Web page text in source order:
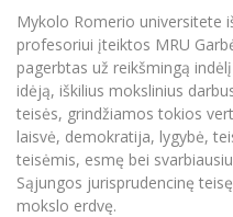
Studentams
Azijos
Partnerystės
Azijos
Vilniaus
Darnus
Privatumo
Negalia ir
Viešai
Parama
Privačių
Informacija
Studijų
Darbuotojų
Studijų
Informacinė
Mykolo Romerio universitete
profesoriui įteiktos MRU
pagerbtas už reikšmingą
idėją, iškilius mokslinius
teisės, grindžiamos tokios
laisvė, demokratija, lygybė,
teisėmis, esmę bei
Sąjungos jurisprudencinę
mokslo erdvę.